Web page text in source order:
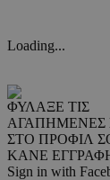
Loading...
ΦΥΛΑΞΕ ΤΙΣ
ΑΓΑΠΗΜΕΝΕΣ
ΣΤΟ ΠΡΟΦΙΛ
ΚΑΝΕ
Sign in with